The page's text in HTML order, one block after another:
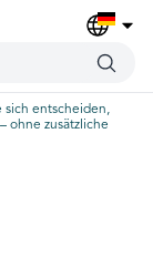
sich entscheiden,
ohne zusätzliche